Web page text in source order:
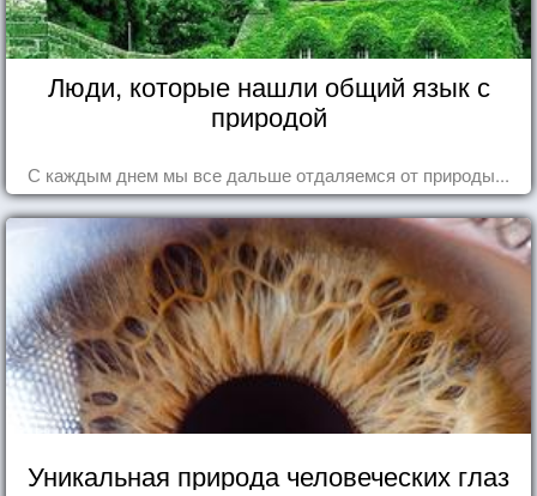
Люди, которые нашли общий язык с
природой
С каждым днем мы все дальше отдаляемся от природы...
Уникальная природа человеческих глаз